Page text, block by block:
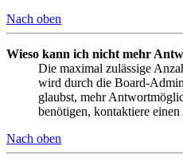
Nach oben
Wieso kann ich nicht mehr
Die maximal zulässige
wird durch die Board-
glaubst, mehr
benötigen, kontaktiere
Nach oben